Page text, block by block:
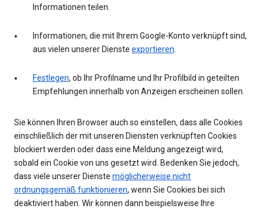
Informationen teilen.
Informationen, die mit Ihrem Google-Konto verknüpft sind,
aus vielen unserer Dienste exportieren.
Festlegen, ob Ihr Profilname und Ihr Profilbild in geteilten
Empfehlungen innerhalb von Anzeigen erscheinen sollen.
Sie können Ihren Browser auch so einstellen, dass alle Cookies
einschließlich der mit unseren Diensten verknüpften Cookies
blockiert werden oder dass eine Meldung angezeigt wird,
sobald ein Cookie von uns gesetzt wird. Bedenken Sie jedoch,
dass viele unserer Dienste möglicherweise nicht
ordnungsgemäß funktionieren, wenn Sie Cookies bei sich
deaktiviert haben. Wir können dann beispielsweise Ihre